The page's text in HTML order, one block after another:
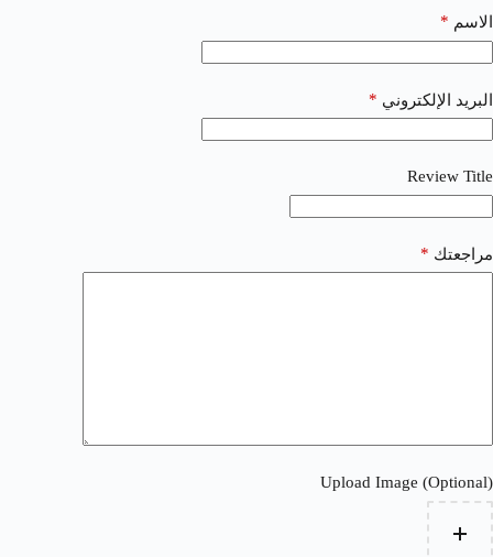
الاسم *
البريد الإلكتروني *
Review Title
مراجعتك *
Upload Image (Optional)